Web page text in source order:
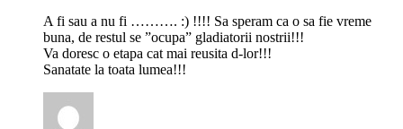
A fi sau a nu fi ………. :) !!!! Sa speram ca o sa fie vreme
buna, de restul se ”ocupa” gladiatorii nostrii!!!
Va doresc o etapa cat mai reusita d-lor!!!
Sanatate la toata lumea!!!